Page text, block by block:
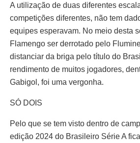
A utilização de duas diferentes
competições diferentes, não tem
equipes esperavam. No meio desta
Flamengo ser derrotado pelo
distanciar da briga pelo título do
rendimento de muitos jogadores,
Gabigol, foi uma vergonha.
SÓ DOIS
Pelo que se tem visto dentro de
edição 2024 do Brasileiro Série A